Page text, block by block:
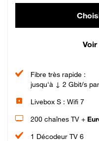
Fibre très rapide :
jusqu'à ↓ 2 Gbit/s
Livebox S : Wifi 7
200 chaînes TV +
1 Décodeur TV 6